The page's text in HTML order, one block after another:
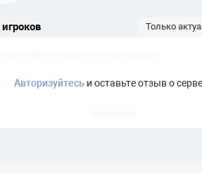
Только
Авторизуйтесьи оставьте отзыв о